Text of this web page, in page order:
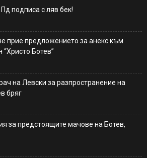
подписа с ляв бек!
прие предложението за анекс към
“Христо Ботев”
на Левски за разпространение на
бряг
за предстоящите мачове на Ботев,